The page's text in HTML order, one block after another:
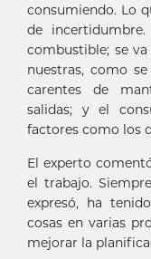
consumiendo. Lo
de
combustible; se
nuestras, como
carentes de
salidas; y el
factores como los
El experto
el trabajo.
expresó, ha
cosas en varias
mejorar la